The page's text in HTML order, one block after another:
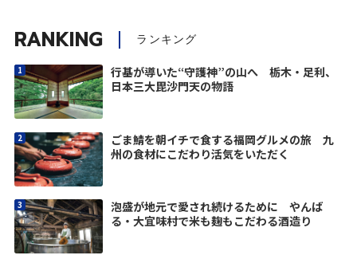
RANKING ランキング
行基が導いた“守護神”の山へ 栃木・足利、
日本三大毘沙門天の物語
ごま鯖を朝イチで食する福岡グルメの旅 九
州の食材にこだわり活気をいただく
泡盛が地元で愛され続けるために やんば
る・大宜味村で米も麹もこだわる酒造り